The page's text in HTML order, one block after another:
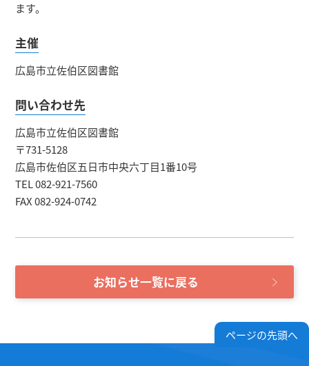
ます。
主催
広島市立佐伯区図書館
問い合わせ先
広島市立佐伯区図書館
〒731-5128
広島市佐伯区五日市中央六丁目1番10号
TEL 082-921-7560
FAX 082-924-0742
お知らせ一覧に戻る
ページの先頭へ